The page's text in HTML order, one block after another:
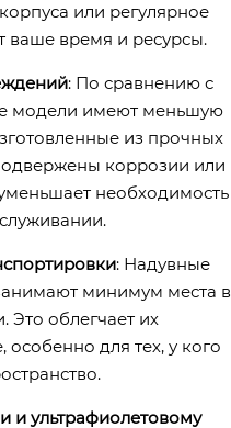
или регулярное
ваше время и ресурсы.
: По сравнению с
модели имеют меньшую
из прочных
коррозии или
необходимость
: Надувные
минимум места в
Это облегчает их
для тех, у кого
и ультрафиолетовому